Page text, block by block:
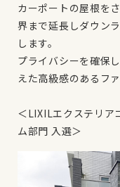
カーポートの屋根を
界まで延長しダウン
します。
プライバシーを確保
えた高級感のあるフ
＜LIXILエクステリア
ム部門 入選＞